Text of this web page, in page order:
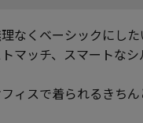
なくベーシックにした
マッチ、スマートな
ィスで着られるきち